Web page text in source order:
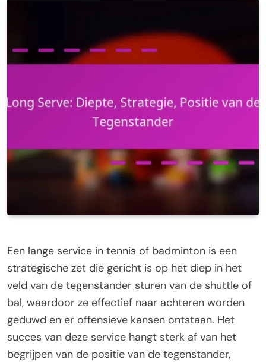
Een lange service in tennis of badminton is een
strategische zet die gericht is op het diep in het
veld van de tegenstander sturen van de shuttle of
bal, waardoor ze effectief naar achteren worden
geduwd en er offensieve kansen ontstaan. Het
succes van deze service hangt sterk af van het
begrijpen van de positie van de tegenstander,